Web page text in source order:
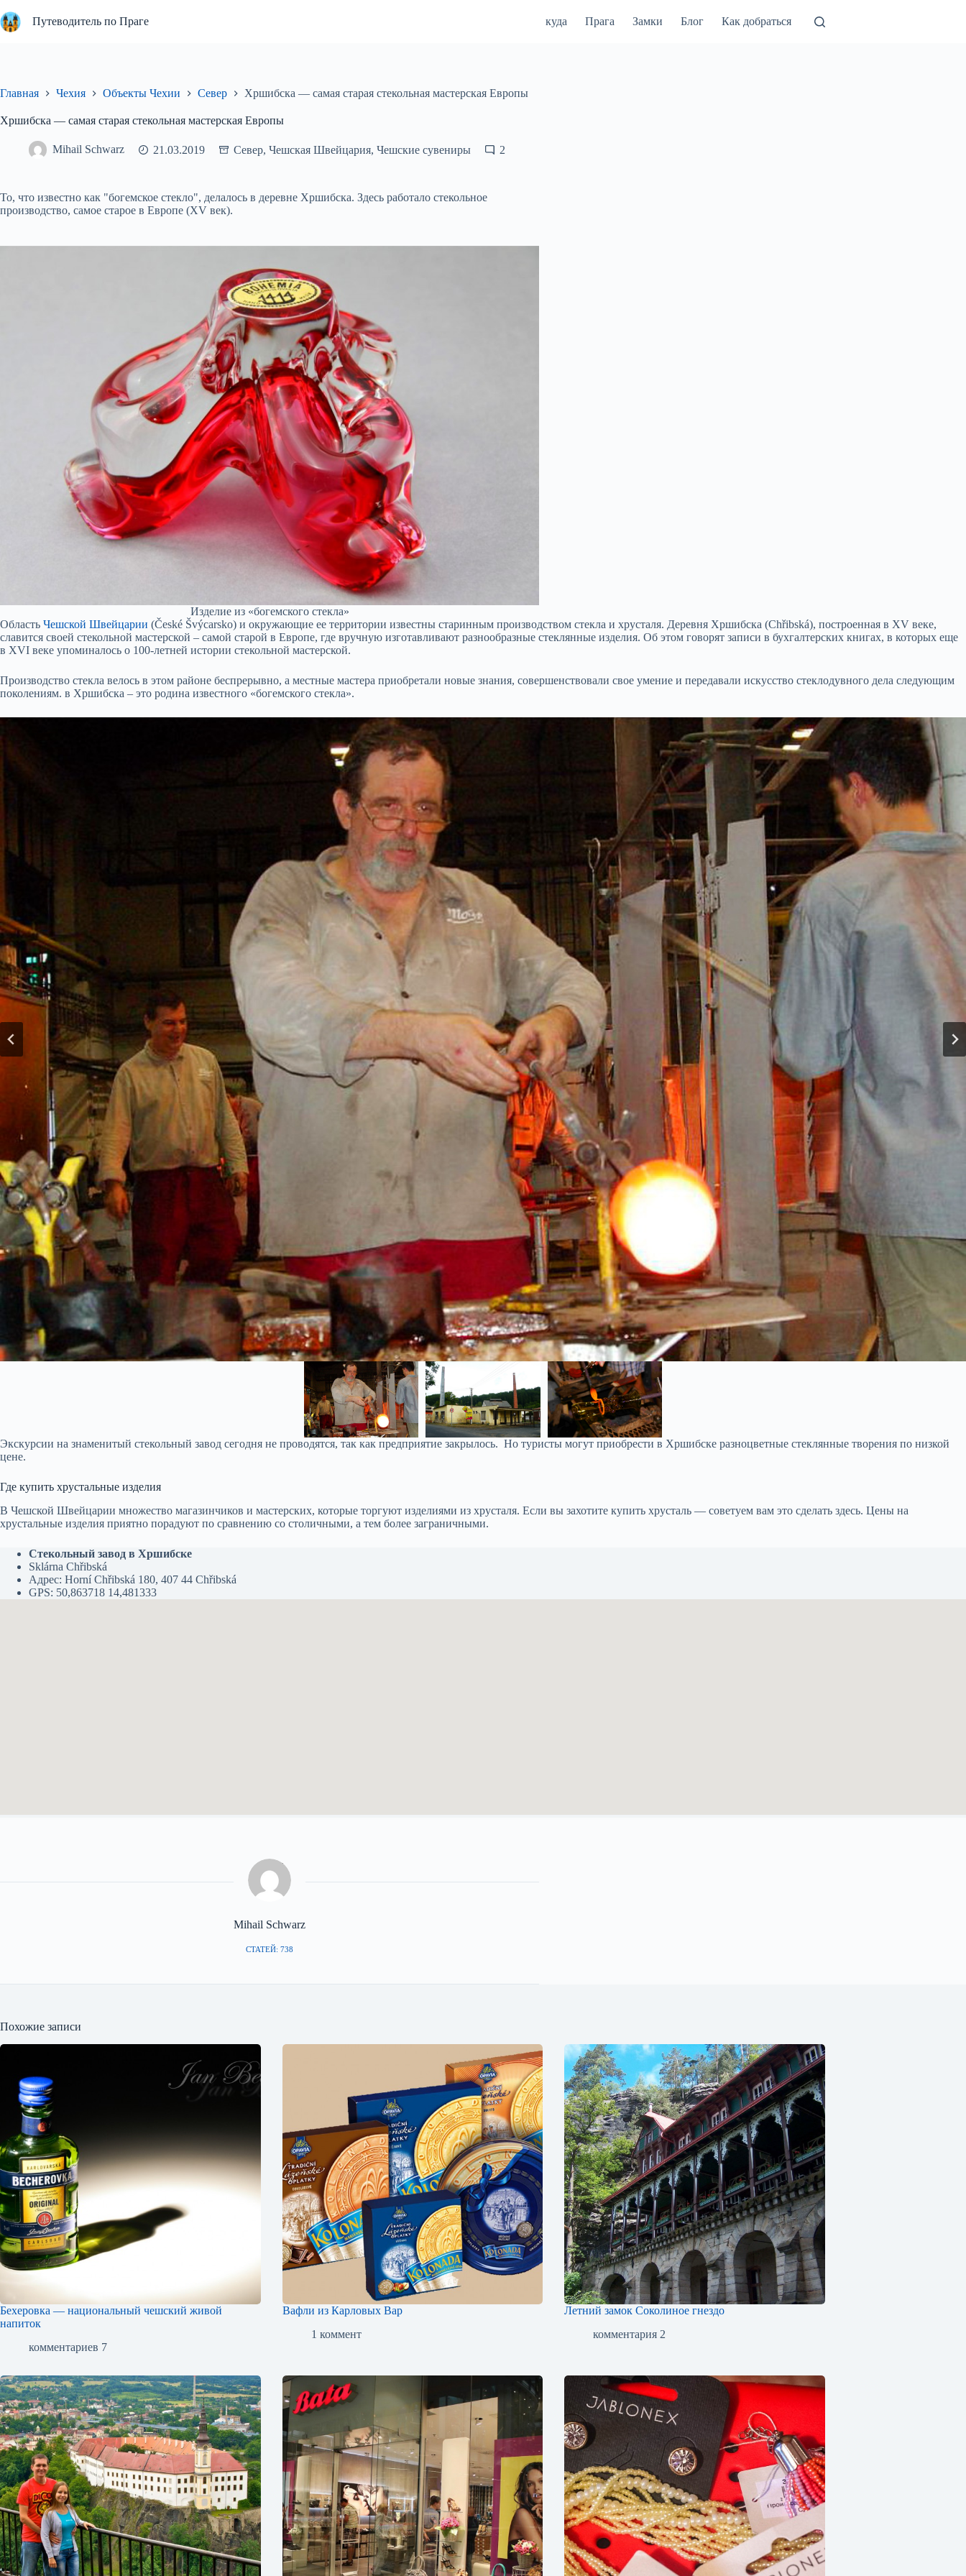
к
сути
Путеводитель по Праге куда Прага Замки Блог Как добраться
Главная Чехия Объекты Чехии Север Хршибска — самая старая стекольная мастерская Европы
Хршибска — самая старая стекольная мастерская Европы
Mihail Schwarz 21.03.2019 Север, Чешская Швейцария, Чешские сувениры 2
То, что известно как "богемское стекло", делалось в деревне Хршибска. Здесь работало стекольное
производство, самое старое в Европе (XV век).
Изделие из «богемского стекла»
Область Чешской Швейцарии (České Švýcarsko) и окружающие ее территории известны старинным производством стекла и хрусталя. Деревня Хршибска (Chřibská), построенная в XV веке,
славится своей стекольной мастерской – самой старой в Европе, где вручную изготавливают разнообразные стеклянные изделия. Об этом говорят записи в бухгалтерских книгах, в которых еще
в XVI веке упоминалось о 100-летней истории стекольной мастерской.
Производство стекла велось в этом районе беспрерывно, а местные мастера приобретали новые знания, совершенствовали свое умение и передавали искусство стеклодувного дела следующим
поколениям. в Хршибска – это родина известного «богемского стекла».
Экскурсии на знаменитый стекольный завод сегодня не проводятся, так как предприятие закрылось. Но туристы могут приобрести в Хршибске разноцветные стеклянные творения по низкой
цене.
Где купить хрустальные изделия
В Чешской Швейцарии множество магазинчиков и мастерских, которые торгуют изделиями из хрусталя. Если вы захотите купить хрусталь — советуем вам это сделать здесь. Цены на
хрустальные изделия приятно порадуют по сравнению со столичными, а тем более заграничными.
Стекольный завод в Хршибске
Sklárna Chřibská
Адрес: Horní Chřibská 180, 407 44 Chřibská
GPS: 50,863718 14,481333
Mihail Schwarz
СТАТЕЙ: 738
Похожие записи
Бехеровка — национальный чешский живой
напиток
комментариев 7
Вафли из Карловых Вар
1 коммент
Летний замок Соколиное гнездо
комментария 2